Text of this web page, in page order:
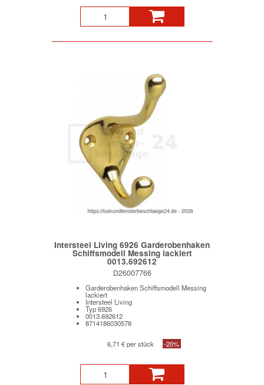
Intersteel Living 6926 Garderobenhaken
Schiffsmodell Messing lackiert
0013.692612
D26007766
Garderobenhaken Schiffsmodell Messing
lackiert
Intersteel Living
Typ 6926
0013.692612
8714186030578
6,71 € per stück -20%